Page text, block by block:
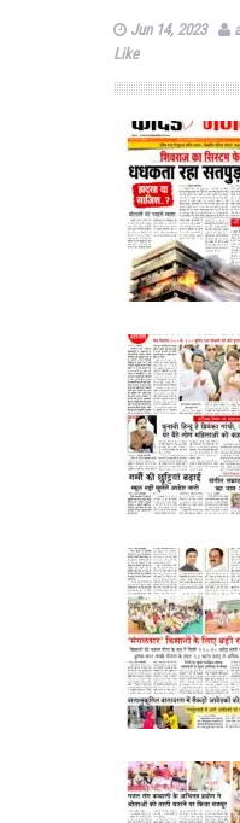
Jun 14, 2023
Like